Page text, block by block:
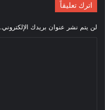
اترك تعليقاً
لن يتم نشر عنوان بريدك الإلكتروني.